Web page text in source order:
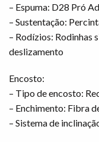
– Espuma: D28 Pró
– Sustentação:
– Rodízios: Rodinhas
deslizamento
Encosto:
– Tipo de encosto:
– Enchimento: Fibra
– Sistema de